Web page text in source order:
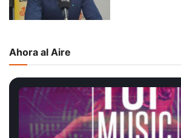
Ahora al Aire